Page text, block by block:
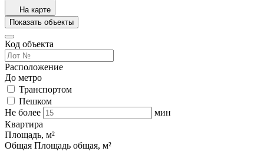
На карте
Показать объекты
Код объекта
Расположение
До метро
Транспортом
Пешком
Не более
мин
Квартира
Площадь, м²
Общая Площадь общая, м²